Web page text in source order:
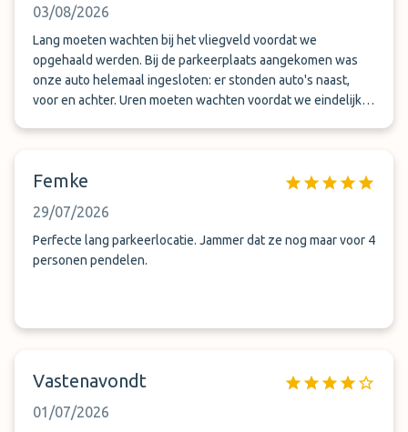
03/08/2026
Lang moeten wachten bij het vliegveld voordat we
opgehaald werden. Bij de parkeerplaats aangekomen was
onze auto helemaal ingesloten: er stonden auto's naast,
voor en achter. Uren moeten wachten voordat we eindelijk
Femke
29/07/2026
Perfecte lang parkeerlocatie. Jammer dat ze nog maar voor 4
personen pendelen.
Vastenavondt
01/07/2026